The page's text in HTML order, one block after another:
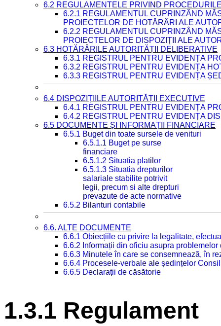
6.2 REGULAMENTELE PRIVIND
6.2.1 REGULAMENTUL CUPRINZÂND
PROIECTELOR DE HOTĂRÂRI ALE
6.2.2 REGULAMENTUL CUPRINZÂND
PROIECTELOR DE DISPOZIȚII ALE
6.3 HOTĂRÂRILE AUTORITĂȚII DELIBERATIVE
6.3.1 REGISTRUL PENTRU EVIDENȚA
6.3.2 REGISTRUL PENTRU EVIDENȚA
6.3.3 REGISTRUL PENTRU EVIDENȚA
6.4 DISPOZIȚIILE AUTORITĂȚII EXECUTIVE
6.4.1 REGISTRUL PENTRU EVIDENȚA
6.4.2 REGISTRUL PENTRU EVIDENȚA
6.5 DOCUMENTE ȘI INFORMAȚII FINANCIARE
6.5.1 Buget din toate sursele de venituri
6.5.1.1 Buget pe surse
financiare
6.5.1.2 Situatia platilor
6.5.1.3 Situatia drepturilor
salariale stabilite potrivit
legii, precum si alte drepturi
prevazute de acte normative
6.5.2 Bilanturi contabile
6.6. ALTE DOCUMENTE
6.6.1 Obiecțiile cu privire la legalitate,
6.6.2 Informații din oficiu asupra
6.6.3 Minutele în care se consemnează, în
6.6.4 Procesele-verbale ale ședințelor
6.6.5 Declarații de căsătorie
1.3.1 Regulament